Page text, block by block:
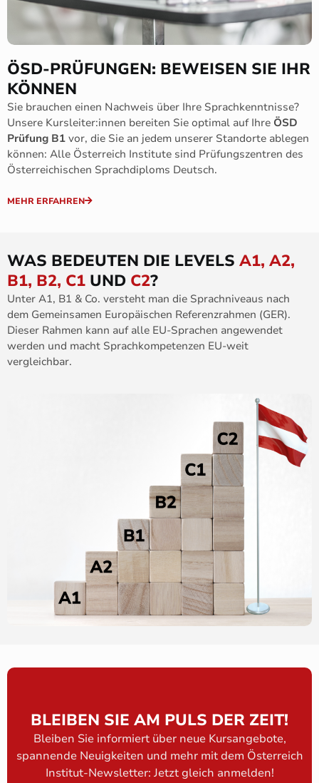
ÖSD-PRÜFUNGEN: BEWEISEN SIE IHR
KÖNNEN
Sie brauchen einen Nachweis über Ihre Sprachkenntnisse?
Unsere Kursleiter:innen bereiten Sie optimal auf Ihre ÖSD
Prüfung B1 vor, die Sie an jedem unserer Standorte ablegen
können: Alle Österreich Institute sind Prüfungszentren des
Österreichischen Sprachdiploms Deutsch.
MEHR ERFAHREN
WAS BEDEUTEN DIE LEVELS A1, A2,
B1, B2, C1 UND C2?
Unter A1, B1 & Co. versteht man die Sprachniveaus nach
dem Gemeinsamen Europäischen Referenzrahmen (GER).
Dieser Rahmen kann auf alle EU-Sprachen angewendet
werden und macht Sprachkompetenzen EU-weit
vergleichbar.
BLEIBEN SIE AM PULS DER ZEIT!
Bleiben Sie informiert über neue Kursangebote,
spannende Neuigkeiten und mehr mit dem Österreich
Institut-Newsletter: Jetzt gleich anmelden!